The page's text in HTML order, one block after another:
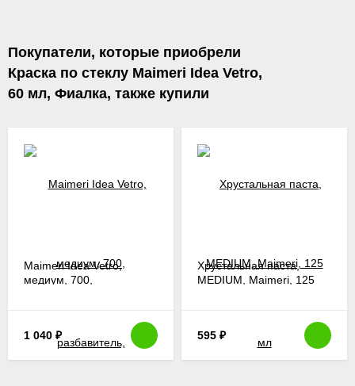
Покупатели, которые приобрели
Краска по стеклу Maimeri Idea Vetro,
60 мл, Фиалка, также купили
Maimeri Idea Vetro,
медиум, 700,
1 040 ₽
Хрустальная паста,
MEDIUM, Maimeri, 125
595 ₽